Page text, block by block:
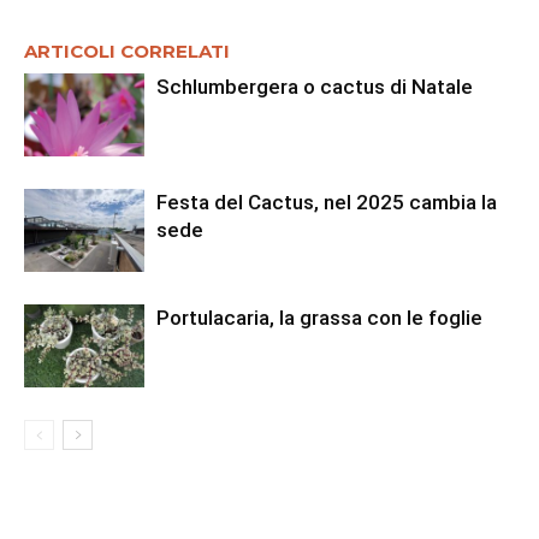
ARTICOLI CORRELATI
Schlumbergera o cactus di Natale
Festa del Cactus, nel 2025 cambia la
sede
Portulacaria, la grassa con le foglie